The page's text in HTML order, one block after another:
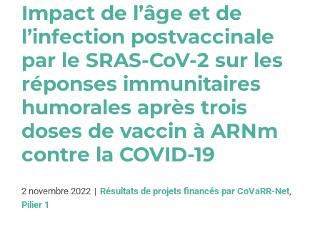
Impact de l’âge et de
l’infection postvaccinale
par le SRAS-CoV-2 sur les
réponses immunitaires
humorales après trois
doses de vaccin à ARNm
contre la COVID-19
2 novembre 2022 | Résultats de projets financés par CoVaRR-Net,
Pilier 1